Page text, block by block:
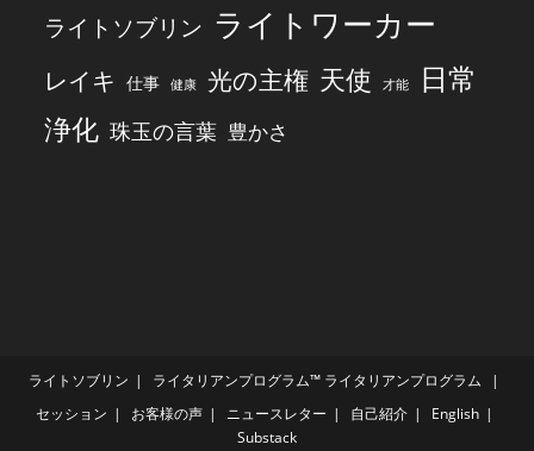
ライトソブリン ライトワーカー
レイキ 仕事 健康 光の主権 天使 才能 日常
浄化 珠玉の言葉 豊かさ
ライトソブリン ライタリアンプログラム™ ライタリアンプログラム
セッション
お客様の声 ニュースレター 自己紹介
English
Substack